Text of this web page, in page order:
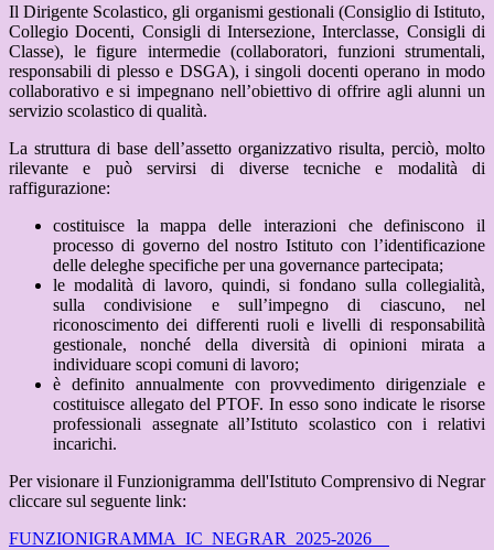
Il Dirigente Scolastico, gli organismi gestionali (Consiglio di Istituto,
Collegio Docenti, Consigli di Intersezione, Interclasse, Consigli di
Classe), le figure intermedie (collaboratori, funzioni strumentali,
responsabili di plesso e DSGA), i singoli docenti operano in modo
collaborativo e si impegnano nell’obiettivo di offrire agli alunni un
servizio scolastico di qualità.
La struttura di base dell’assetto organizzativo risulta, perciò, molto
rilevante e può servirsi di diverse tecniche e modalità di
raffigurazione:
costituisce la mappa delle interazioni che definiscono il
processo di governo del nostro Istituto con l’identificazione
delle deleghe specifiche per una governance partecipata;
le modalità di lavoro, quindi, si fondano sulla collegialità,
sulla condivisione e sull’impegno di ciascuno, nel
riconoscimento dei differenti ruoli e livelli di responsabilità
gestionale, nonché della diversità di opinioni mirata a
individuare scopi comuni di lavoro;
è definito annualmente con provvedimento dirigenziale e
costituisce allegato del PTOF. In esso sono indicate le risorse
professionali assegnate all’Istituto scolastico con i relativi
incarichi.
Per visionare il Funzionigramma dell'Istituto Comprensivo di Negrar
cliccare sul seguente link:
FUNZIONIGRAMMA_IC_NEGRAR_2025-2026